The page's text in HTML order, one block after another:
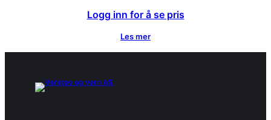
Logg inn for å se pris
Les mer